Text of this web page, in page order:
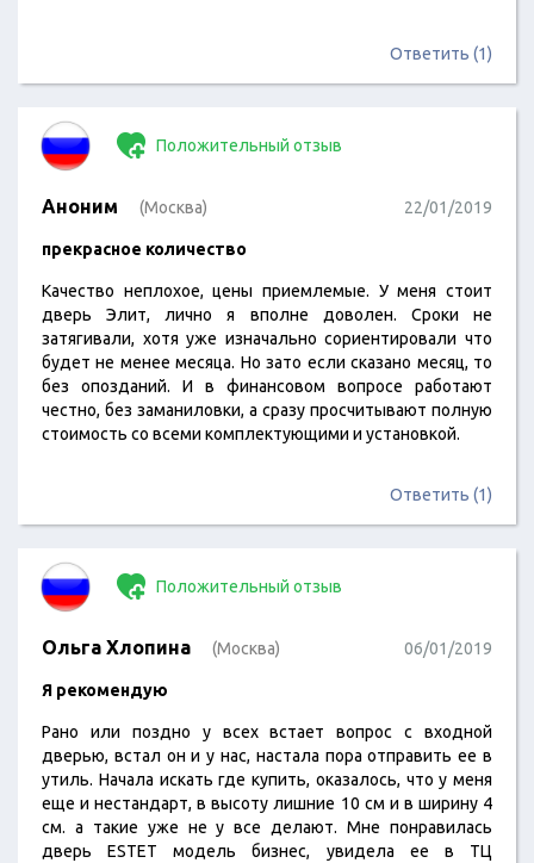
Ответить (1)
Положительный отзыв
Аноним (Москва) 22/01/2019
прекрасное количество
Качество неплохое, цены приемлемые. У меня стоит
дверь Элит, лично я вполне доволен. Сроки не
затягивали, хотя уже изначально сориентировали что
будет не менее месяца. Но зато если сказано месяц, то
без опозданий. И в финансовом вопросе работают
честно, без заманиловки, а сразу просчитывают полную
стоимость со всеми комплектующими и установкой.
Ответить (1)
Положительный отзыв
Ольга Хлопина (Москва) 06/01/2019
Я рекомендую
Рано или поздно у всех встает вопрос с входной
дверью, встал он и у нас, настала пора отправить ее в
утиль. Начала искать где купить, оказалось, что у меня
еще и нестандарт, в высоту лишние 10 см и в ширину 4
см. а такие уже не у все делают. Мне понравилась
дверь ESTET модель бизнес, увидела ее в ТЦ